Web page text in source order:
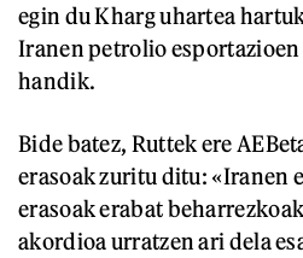
egin du Kharg uhartea
Iranen petrolio
handik.
Bide batez, Ruttek ere
erasoak zuritu ditu: «Iranen
erasoak erabat
akordioa urratzen ari dela